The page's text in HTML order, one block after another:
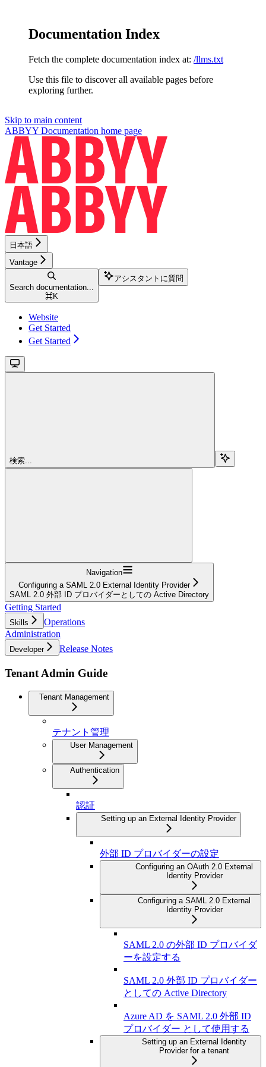
Documentation Index
Fetch the complete documentation index at: /llms.txt
Use this file to discover all available pages before
exploring further.
Skip to main content
ABBYY Documentation home page
日本語
Vantage
Search documentation...
⌘K
アシスタントに質問
Website
Get Started
Get Started
検索...
Navigation
Configuring a SAML 2.0 External Identity Provider
SAML 2.0 外部 ID プロバイダーとしての Active Directory
Getting Started
Skills
Operations
Administration
Developer Release Notes
Tenant Admin Guide
Tenant Management
テナント管理
User Management
Authentication
認証
Setting up an External Identity Provider
外部 ID プロバイダーの設定
Configuring an OAuth 2.0 External
Identity Provider
Configuring a SAML 2.0 External
Identity Provider
SAML 2.0 の外部 ID プロバイダ
ーを設定する
SAML 2.0 外部 ID プロバイダー
としての Active Directory
Azure AD を SAML 2.0 外部 ID
プロバイダー として使用する
Setting up an External Identity
Provider for a tenant